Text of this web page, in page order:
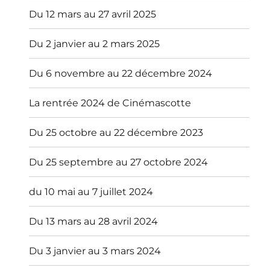
Du 12 mars au 27 avril 2025
Du 2 janvier au 2 mars 2025
Du 6 novembre au 22 décembre 2024
La rentrée 2024 de Cinémascotte
Du 25 octobre au 22 décembre 2023
Du 25 septembre au 27 octobre 2024
du 10 mai au 7 juillet 2024
Du 13 mars au 28 avril 2024
Du 3 janvier au 3 mars 2024